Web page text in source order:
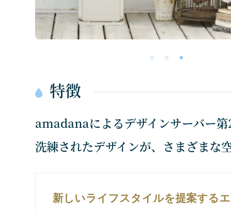
特徴
amadanaによるデザインサーバー第
洗練されたデザインが、さまざまな
新しいライフスタイルを提案する